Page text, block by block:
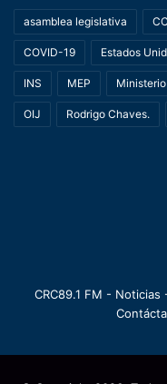
asamblea legislativa
COVID-19 Estados
INS MEP
OIJ Rodrigo Chaves.
CRC89.1 FM -